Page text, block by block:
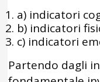
a) indicatori
b) indicatori
c) indicatori
Partendo dagli